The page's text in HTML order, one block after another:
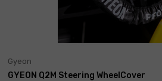
Gyeon
GYEON Q2M Steering WheelCover